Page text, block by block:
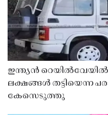
ഇന്ത്യൻ റെയിൽവേയിൽ
ലക്ഷങ്ങൾ തട്ടിയെന്ന
കേസെടുത്തു